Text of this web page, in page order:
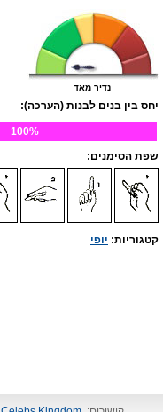
נדיר מאד
יחס בין בנים לבנות (הערכה):
100%
שפת הסימנים:
קטגוריות: יופי